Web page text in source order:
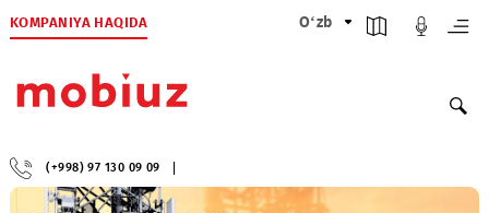
KOMPANIYA HAQIDA O‘zb
(+998) 97 130 09 09